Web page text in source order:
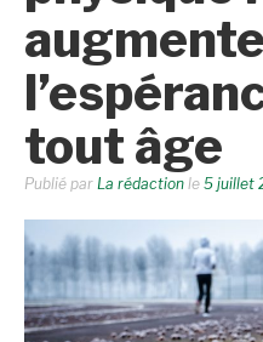
augmente
tout âge
Publié par La rédaction le 5 juillet